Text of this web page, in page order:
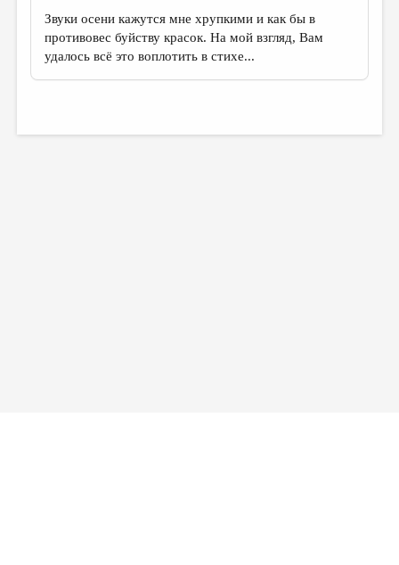
Звуки осени кажутся мне хрупкими и как бы в
противовес буйству красок. На мой взгляд, Вам
удалось всё это воплотить в стихе...